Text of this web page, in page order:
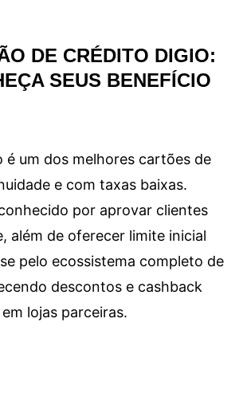
DE CRÉDITO DIGIO:
SEUS BENEFÍCIO
é um dos melhores cartões de
e com taxas baixas.
por aprovar clientes
além de oferecer limite inicial
pelo ecossistema completo de
descontos e cashback
lojas parceiras.